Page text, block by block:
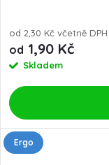
u
k
t
ů
u
k
t
ů
od 2,30 Kč včetně DPH
od 1,90 Kč
Skladem
Ergo